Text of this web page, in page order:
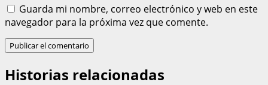
Guarda mi nombre, correo electrónico y web en este
navegador para la próxima vez que comente.
Historias relacionadas